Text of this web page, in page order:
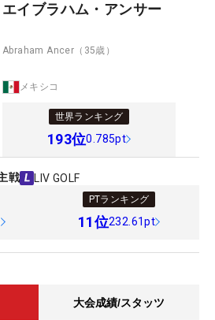
エイブラハム・アンサー
Abraham Ancer （35歳）
メキシコ
世界ランキング
193位0.785pt
戦 LIV GOLF
PTランキング
11位232.61pt
大会成績/スタッツ